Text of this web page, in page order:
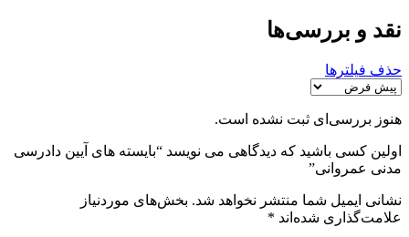
نقد و بررسی‌ها
حذف فیلترها
هنوز بررسی‌ای ثبت نشده است.
اولین کسی باشید که دیدگاهی می نویسد “بایسته های آیین دادرسی
مدنی عمروانی”
نشانی ایمیل شما منتشر نخواهد شد. بخش‌های موردنیاز
علامت‌گذاری شده‌اند *